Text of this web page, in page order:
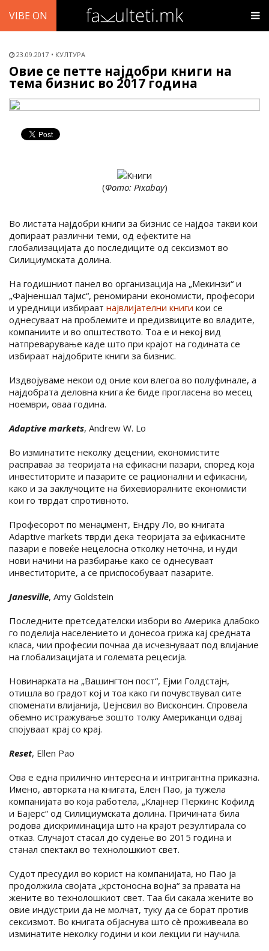
VIBE ON
23.09.2017 КУЛТУРА
Овие се петте најдобри книги на
тема бизнис во 2017 година
(Фото: Pixabay)
Во листата најдобри книги за бизнис се најдоа такви кои
допираат различни теми, од ефектите на
глобализацијата до последиците од сексизмот во
Силициумската долина.
На годишниот панел во организација на „Мекинзи“ и
„Фајненшал тајмс“, реномирани економисти, професори
и уредници избираат највлијателни книги кои се
однесуваат на проблемите и предизвиците во владите,
компаниите и во општеството. Тоа е и некој вид
натпреварување каде што при крајот на годината се
избираат најдобрите книги за бизнис.
Издвојуваме некои од оние кои влегоа во полуфинале, а
најдобрата деловна книга ќе биде прогласена во месец
ноември, оваа година.
Adaptive markets, Andrew W. Lo
Во изминатите неколку децении, економистите
расправаа за теоријата на ефикасни пазари, според која
инвеститорите и пазарите се рационални и ефикасни,
како и за заклучоците на бихевиоралните економисти
кои го тврдат спротивното.
Професорот по менаџмент, Ендру Ло, во книгата
Adaptive markets тврди дека теоријата за ефикасните
пазари е повеќе нецелосна отколку неточна, и нуди
нови начини на разбирање како се однесуваат
инвеститорите, а се приспособуваат пазарите.
Janesville, Amy Goldstein
Последните претседателски избори во Америка длабоко
го поделија населението и донесоа грижа кај средната
класа, чии професии почнаа да исчезнуваат под влијание
на глобализацијата и големата рецесија.
Новинарката на „Вашингтон пост“, Ејми Голдстајн,
отишла во градот кој и тоа како ги почувствувал сите
споменати влијанија, Џејнсвил во Висконсин. Спровела
обемно истражување зошто толку Американци одвај
спојуваат крај со крај.
Reset, Ellen Pao
Ова е една прилично интересна и интригантна приказна.
Имено, авторката на книгата, Елен Пао, ја тужела
компанијата во која работела, „Клајнер Перкинс Кофилд
и Бајерс“ од Силициумската долина. Причината била
родова дискриминација што на крајот резултирала со
отказ. Случајот стасал до судење во 2015 година и
станал спектакл во технолошкиот свет.
Судот пресудил во корист на компанијата, но Пао ја
продолжила својата „крстоносна војна“ за правата на
жените во технолошкиот свет. Таа би сакала жените во
овие индустрии да не молчат, туку да се борат против
сексизмот. Во книгата објаснува што сè проживеала во
изминатите неколку години и кои лекции ги научила.